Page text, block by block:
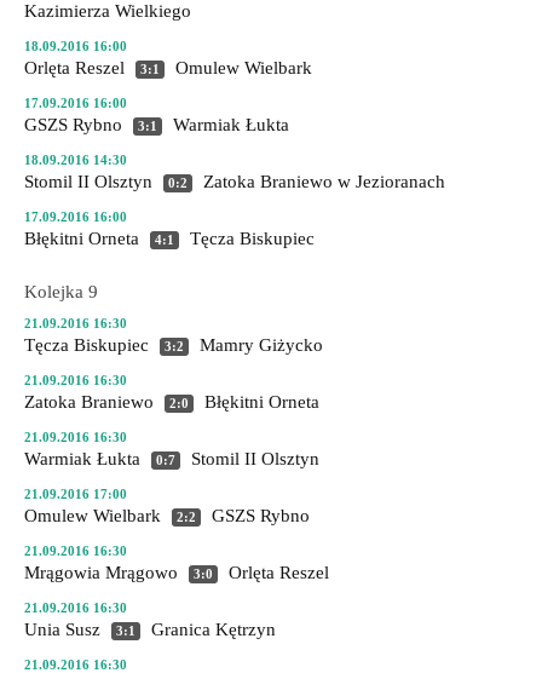
Kazimierza Wielkiego
18.09.2016 16:00
Orlęta Reszel 3:1 Omulew Wielbark
17.09.2016 16:00
GSZS Rybno 3:1 Warmiak Łukta
18.09.2016 14:30
Stomil II Olsztyn 0:2 Zatoka Braniewo w Jezioranach
17.09.2016 16:00
Błękitni Orneta 4:1 Tęcza Biskupiec
Kolejka 9
21.09.2016 16:30
Tęcza Biskupiec 3:2 Mamry Giżycko
21.09.2016 16:30
Zatoka Braniewo 2:0 Błękitni Orneta
21.09.2016 16:30
Warmiak Łukta 0:7 Stomil II Olsztyn
21.09.2016 17:00
Omulew Wielbark 2:2 GSZS Rybno
21.09.2016 16:30
Mrągowia Mrągowo 3:0 Orlęta Reszel
21.09.2016 16:30
Unia Susz 3:1 Granica Kętrzyn
21.09.2016 16:30